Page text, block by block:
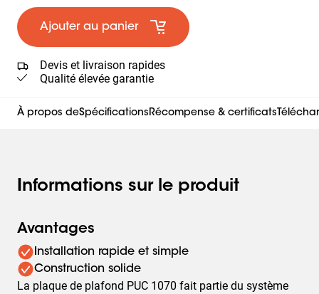
Ajouter au panier
Devis et livraison rapides
Qualité élevée garantie
À propos deSpécificationsRécompense & certificats
Informations sur le produit
Avantages
Installation rapide et simple
Construction solide
La plaque de plafond PUC 1070 fait partie du système